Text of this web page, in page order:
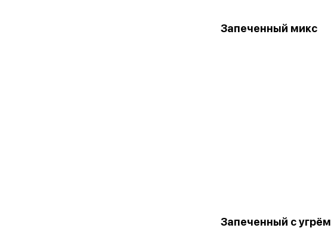
Запеченный микс
Запеченный с угрём